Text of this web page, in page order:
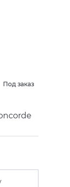
Под заказ